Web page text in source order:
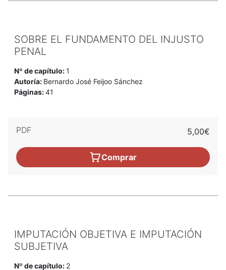
SOBRE EL FUNDAMENTO DEL INJUSTO
PENAL
Nº de capítulo:1
Autoría: Bernardo José Feijoo Sánchez
Páginas:41
PDF 5,00€
Comprar
IMPUTACIÓN OBJETIVA E IMPUTACIÓN
SUBJETIVA
Nº de capítulo: 2